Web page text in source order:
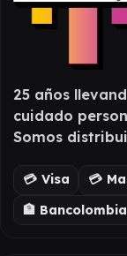
25 años
cuidado
Somos
💳 Visa 💳
🏦 Bancolombia